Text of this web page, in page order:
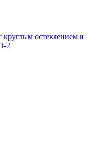
круглым остеклением и
2